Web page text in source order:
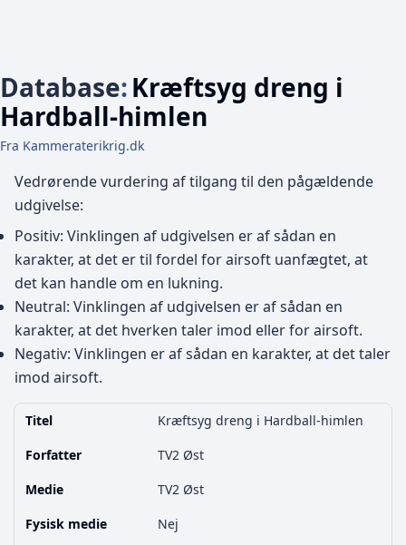
Database:Kræftsyg dreng i
Hardball-himlen
Fra Kammeraterikrig.dk
Vedrørende vurdering af tilgang til den pågældende
udgivelse:
Positiv: Vinklingen af udgivelsen er af sådan en
karakter, at det er til fordel for airsoft uanfægtet, at
det kan handle om en lukning.
Neutral: Vinklingen af udgivelsen er af sådan en
karakter, at det hverken taler imod eller for airsoft.
Negativ: Vinklingen er af sådan en karakter, at det taler
imod airsoft.
Titel
Kræftsyg dreng i Hardball-himlen
Forfatter
TV2 Øst
Medie
TV2 Øst
Fysisk medie
Nej